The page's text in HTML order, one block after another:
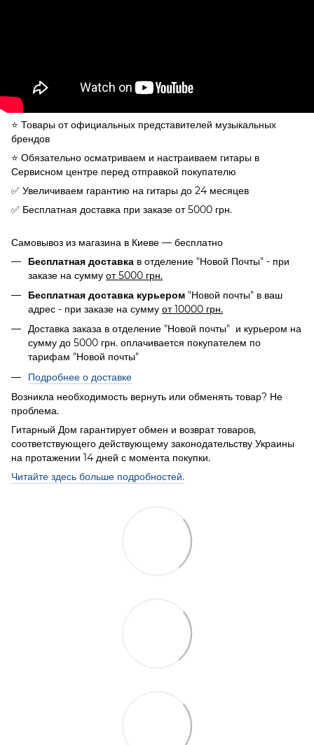
⭐️ Товары от официальных представителей музыкальных
брендов
⭐️ Обязательно осматриваем и настраиваем гитары в
Сервисном центре перед отправкой покупателю
✅ Увеличиваем гарантию на гитары до 24 месяцев
✅ Бесплатная доставка при заказе от 5000 грн.
Самовывоз из магазина в Киеве — бесплатно
Бесплатная доставка в отделение "Новой Почты" - при
заказе на сумму от 5000 грн.
Бесплатная доставка курьером "Новой почты" в ваш
адрес - при заказе на сумму от 10000 грн.
Доставка заказа в отделение "Новой почты" и курьером на
сумму до 5000 грн. оплачивается покупателем по
тарифам "Новой почты"
Подробнее о доставке
Возникла необходимость вернуть или обменять товар? Не
проблема.
Гитарный Дом гарантирует обмен и возврат товаров,
соответствующего действующему законодательству Украины
на протажении 14 дней с момента покупки.
Читайте здесь больше подробностей.